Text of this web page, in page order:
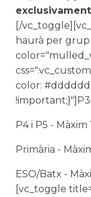
[/
haurà per grup
color:
P4 i P5 -
Primària -
ESO/Batx -
[vc_toggle